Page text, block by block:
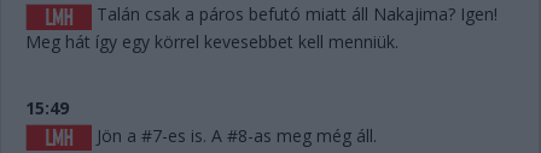
Talán csak a páros befutó miatt áll Nakajima? Igen!
Meg hát így egy körrel kevesebbet kell menniük.
15:49
Jön a #7-es is. A #8-as meg még áll.